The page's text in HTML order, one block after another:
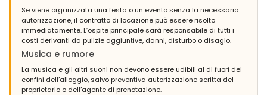
Se viene organizzata una festa o un evento senza la necessaria
autorizzazione, il contratto di locazione può essere risolto
immediatamente. L’ospite principale sarà responsabile di tutti i
costi derivanti da pulizie aggiuntive, danni, disturbo o disagio.
Musica e rumore
La musica e gli altri suoni non devono essere udibili al di fuori dei
confini dell’alloggio, salvo preventiva autorizzazione scritta del
proprietario o dell’agente di prenotazione.